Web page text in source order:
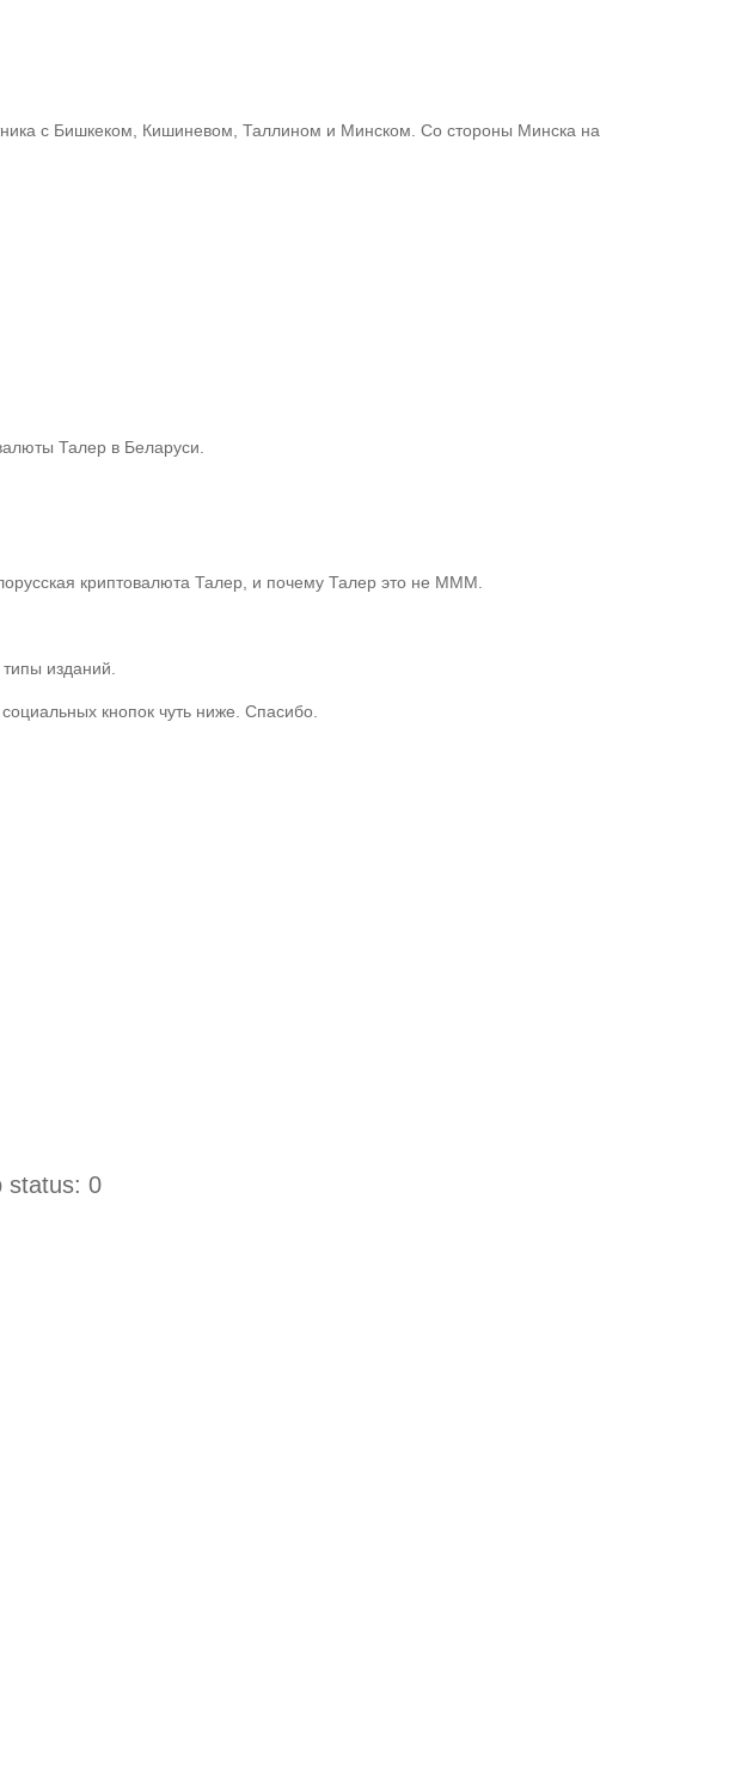
с Бишкеком, Кишиневом, Таллином и Минском. Со стороны Минска на
Талер в Беларуси.
криптовалюта Талер, и почему Талер это не МММ.
изданий.
кнопок чуть ниже. Спасибо.
status: 0